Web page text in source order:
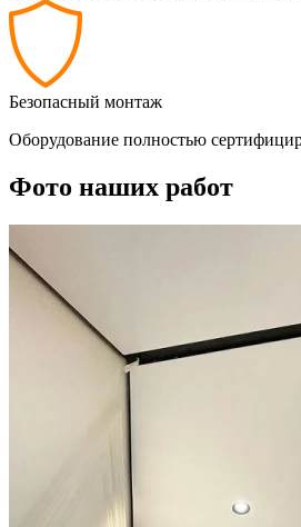
Безопасный монтаж
Оборудование полностью
Фото наших работ